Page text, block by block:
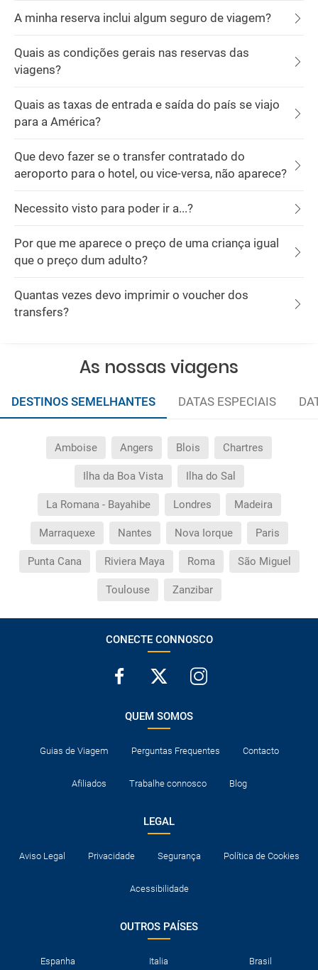
A minha reserva inclui algum seguro de viagem?
Quais as condições gerais nas reservas das
viagens?
Quais as taxas de entrada e saída do país se viajo
para a América?
Que devo fazer se o transfer contratado do
aeroporto para o hotel, ou vice-versa, não aparece?
Necessito visto para poder ir a...?
Por que me aparece o preço de uma criança igual
que o preço dum adulto?
Quantas vezes devo imprimir o voucher dos
transfers?
As nossas viagens
DESTINOS SEMELHANTES DATAS ESPECIAIS
Amboise Angers Blois Chartres
Ilha da Boa Vista Ilha do Sal
La Romana - Bayahibe Londres Madeira
Marraquexe Nantes Nova Iorque Paris
Punta Cana Riviera Maya Roma São Miguel
Toulouse Zanzibar
CONECTE CONNOSCO
QUEM SOMOS
Guias de Viagem Perguntas Frequentes Contacto
Afiliados Trabalhe connosco Blog
LEGAL
Aviso Legal Privacidade Segurança Política de Cookies
Acessibilidade
OUTROS PAÍSES
Espanha Italia Brasil